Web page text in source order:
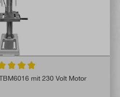
Bewertung von 5 von 5
mit 230 Volt Motor